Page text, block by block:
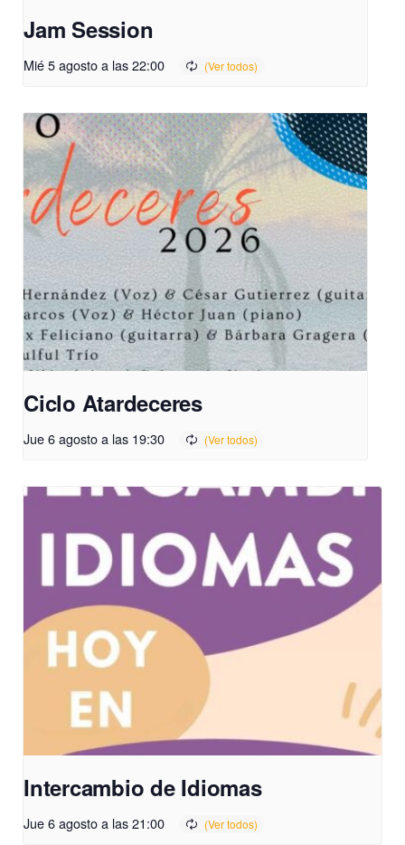
Jam Session
Mié 5 agosto a las 22:00
Ciclo Atardeceres
Jue 6 agosto a las 19:30
Intercambio de Idiomas
Jue 6 agosto a las 21:00